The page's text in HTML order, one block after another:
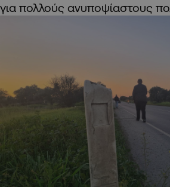
για πολλούς ανυποψίαστους